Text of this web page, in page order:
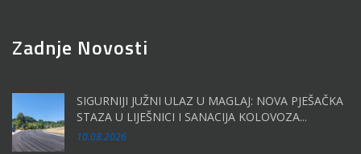
Zadnje Novosti
SIGURNIJI JUŽNI ULAZ U MAGLAJ: NOVA PJEŠAČKA
STAZA U LIJEŠNICI I SANACIJA KOLOVOZA...
10.08.2026